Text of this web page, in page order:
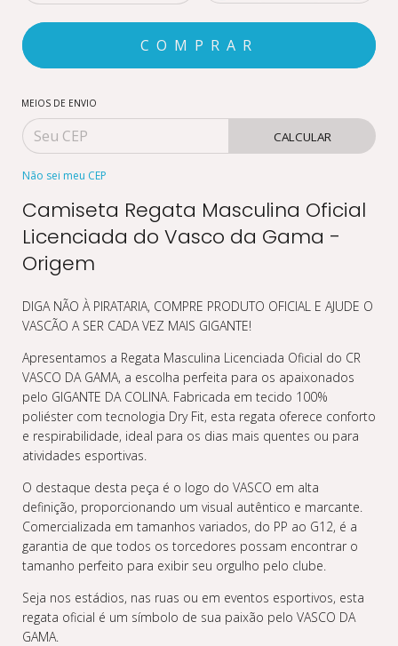
MEIOS DE ENVIO
CALCULAR
Não sei meu CEP
Camiseta Regata Masculina Oficial
Licenciada do Vasco da Gama -
Origem
DIGA NÃO À PIRATARIA, COMPRE PRODUTO OFICIAL E AJUDE O
VASCÃO A SER CADA VEZ MAIS GIGANTE!
Apresentamos a Regata Masculina Licenciada Oficial do CR
VASCO DA GAMA, a escolha perfeita para os apaixonados
pelo GIGANTE DA COLINA. Fabricada em tecido 100%
poliéster com tecnologia Dry Fit, esta regata oferece conforto
e respirabilidade, ideal para os dias mais quentes ou para
atividades esportivas.
O destaque desta peça é o logo do VASCO em alta
definição, proporcionando um visual autêntico e marcante.
Comercializada em tamanhos variados, do PP ao G12, é a
garantia de que todos os torcedores possam encontrar o
tamanho perfeito para exibir seu orgulho pelo clube.
Seja nos estádios, nas ruas ou em eventos esportivos, esta
regata oficial é um símbolo de sua paixão pelo VASCO DA
GAMA.